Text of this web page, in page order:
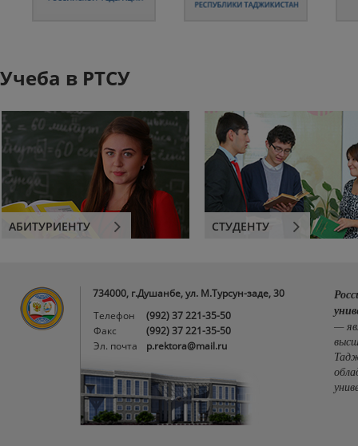
Учеба в РТСУ
АБИТУРИЕНТУ СТУДЕНТУ
734000, г.Душанбе, ул. М.Турсун-заде, 30
Телефон
(992) 37 221-35-50
Факс
(992) 37 221-35-50
Эл. почта
p.rektora@mail.ru
—